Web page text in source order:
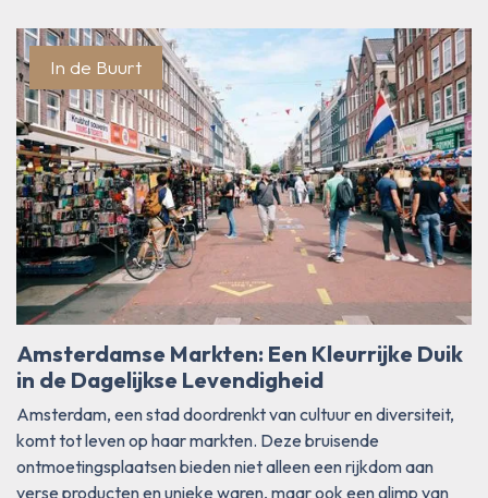
In de Buurt
Amsterdamse Markten: Een Kleurrijke Duik
in de Dagelijkse Levendigheid
Amsterdam, een stad doordrenkt van cultuur en diversiteit,
komt tot leven op haar markten. Deze bruisende
ontmoetingsplaatsen bieden niet alleen een rijkdom aan
verse producten en unieke waren, maar ook een glimp van